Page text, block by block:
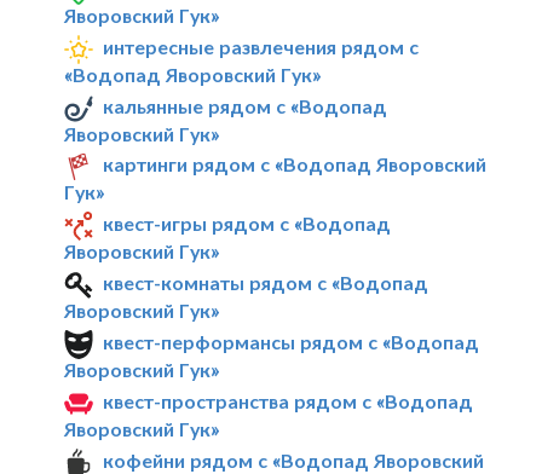
Яворовский Гук»
интересные развлечения рядом с
«Водопад Яворовский Гук»
кальянные рядом с «Водопад
Яворовский Гук»
картинги рядом с «Водопад Яворовский
Гук»
квест-игры рядом с «Водопад
Яворовский Гук»
квест-комнаты рядом с «Водопад
Яворовский Гук»
квест-перформансы рядом с «Водопад
Яворовский Гук»
квест-пространства рядом с «Водопад
Яворовский Гук»
кофейни рядом с «Водопад Яворовский